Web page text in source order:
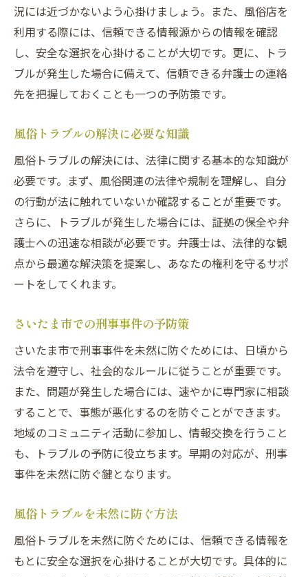
況には近づかないよう心掛けましょう。また、風俗店を
利用する際には、信頼できる情報源からの情報を確認
し、安全な選択を心掛けることが大切です。更に、トラ
ブルが発生した場合に備えて、信頼できる弁護士の連絡
先を把握しておくことも一つの予防策です。
風俗トラブルの解決に必要な知識
風俗トラブルの解決には、法律に関する基本的な知識が
必要です。まず、風俗関連の法律や規制を理解し、自分
の行動が法に触れていないか確認することが重要です。
さらに、トラブルが発生した場合には、証拠の保全や弁
護士への迅速な相談が必要です。弁護士は、法律的な観
点から最適な解決策を提案し、あなたの権利を守るサポ
ートをしてくれます。
さいたま市での刑事事件の予防策
さいたま市で刑事事件を未然に防ぐためには、日頃から
法令を遵守し、社会的なルールに従うことが重要です。
また、問題が発生した場合には、速やかに専門家に相談
することで、事態が悪化するのを防ぐことができます。
地域のコミュニティ活動に参加し、情報交換を行うこと
も、トラブルの予防に役立ちます。早期の対応が、刑事
事件を未然に防ぐ鍵となります。
風俗トラブルを未然に防ぐ方法
風俗トラブルを未然に防ぐためには、信頼できる情報を
もとに安全な選択を心掛けることが大切です。具体的に